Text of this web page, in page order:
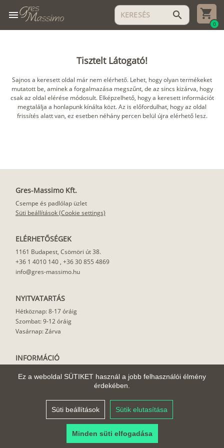
Ez a weboldal SÜTIKET használ a jobb felhasználói élmény
érdekében.
Süti beállítások Sütik elutasítása
Minden süti elfogadása
menu search
0
Tisztelt Látogató!
Sajnos a keresett oldal már nem elérhető. Lehet, hogy olyan termékeket
mutatott be, aminek a forgalmazása megszűnt, de az sincs kizárva, hogy
csak az oldal elérése módosult. Elképzelhető, hogy a keresett információt
megtalálja a honlapunk kínálta közt. Az is előfordulhat, hogy az oldal
frissítés alatt van, ez esetben néhány percen belül újra elérhető lesz.
Gres-Massimo Kft.
Csempe és padlólap üzlet
Süti beállítások (Cookie settings)
ELÉRHETŐSÉGEK
1161 Budapest, Csömöri út 38.
+36 1 4010 140 , +36 30 855 4869
info@gres-massimo.hu
NYITVATARTÁS
Hétköznap: 8-17 óráig
Szombat: 9-12 óráig
Vasárnap: Zárva
INFORMÁCIÓ
Felhasználási javaslat